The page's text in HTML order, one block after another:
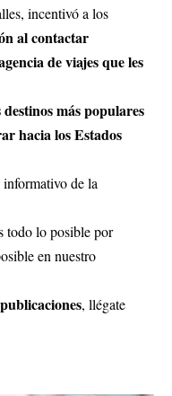
incentivó a los
al contactar
de viajes que les
más populares
hacia los Estados
informativo de la
todo lo posible por
en nuestro
, llégate